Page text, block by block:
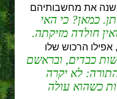
את מחשבותיהם
כמאן? כי האי
חולדה מזיקתה.
הרכוש שלו
כבדים, ובראשם
לא יקרה
כשהוא עולה